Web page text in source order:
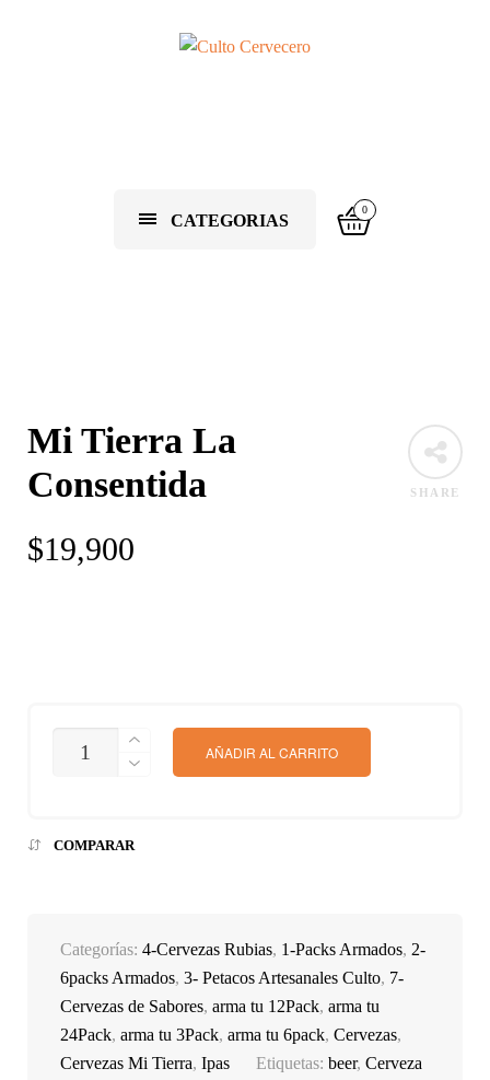
CATEGORIAS
0
SHARE
Mi Tierra La
Consentida
$19,900
AÑADIR AL CARRITO
COMPARAR
Categorías: 4-Cervezas Rubias, 1-Packs Armados, 2-
6packs Armados, 3- Petacos Artesanales Culto, 7-
Cervezas de Sabores, arma tu 12Pack, arma tu
24Pack, arma tu 3Pack, arma tu 6pack, Cervezas,
Cervezas Mi Tierra, Ipas Etiquetas: beer, Cerveza